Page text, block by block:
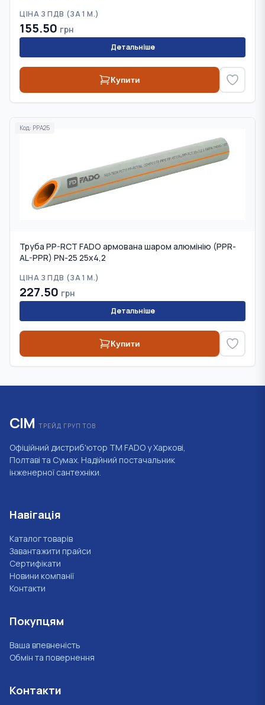
ЦІНА З ПДВ (ЗА 1 М.)
155.50 грн
Детальніше
Купити
Код: PPA25
Труба PP-RCT FADO армована шаром алюмінію (PPR-
AL-PPR) PN-25 25х4,2
ЦІНА З ПДВ (ЗА 1 М.)
227.50 грн
Детальніше
Купити
СІМ ТРЕЙД ГРУП ТОВ
Офіційний дистриб'ютор ТМ FADO у Харкові,
Полтаві та Сумах. Надійний постачальник
інженерної сантехніки.
Навігація
Каталог товарів
Завантажити прайси
Сертифікати
Новини компанії
Контакти
Покупцям
Ваша впевненість
Обмін та повернення
Контакти